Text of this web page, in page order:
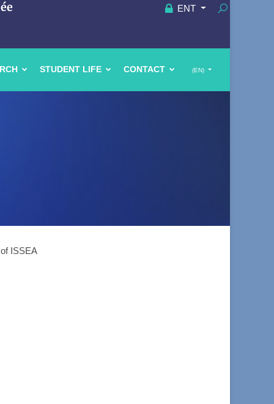
ENT
(EN)
STUDENT LIFE CONTACT
ISSEA